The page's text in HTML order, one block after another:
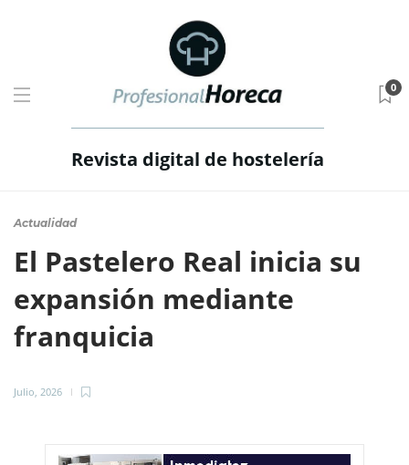
Revista digital de hostelería
0
Actualidad
El Pastelero Real inicia su
expansión mediante
franquicia
Julio, 2026